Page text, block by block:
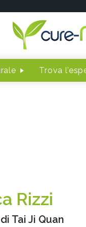
Trova
Rizzi
Tai Ji Quan